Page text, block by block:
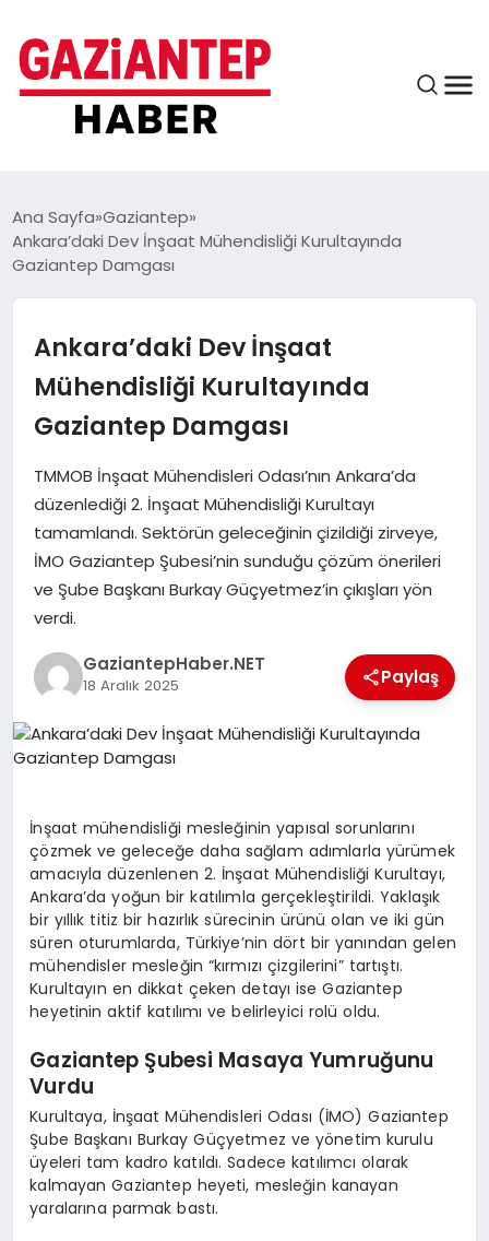
ASAYIŞ
EĞITIM
FINANS
MAGAZIN
SPOR
SIYASET
Ana Sayfa Gaziantep
Ankara’daki Dev İnşaat Mühendisliği Kurultayında
Gaziantep Damgası
Ankara’daki Dev İnşaat
Mühendisliği Kurultayında
Gaziantep Damgası
TMMOB İnşaat Mühendisleri Odası’nın Ankara’da
düzenlediği 2. İnşaat Mühendisliği Kurultayı
tamamlandı. Sektörün geleceğinin çizildiği zirveye,
İMO Gaziantep Şubesi’nin sunduğu çözüm önerileri
ve Şube Başkanı Burkay Güçyetmez’in çıkışları yön
verdi.
GaziantepHaber.NET
18 Aralık 2025 Paylaş
İnşaat mühendisliği mesleğinin yapısal sorunlarını
çözmek ve geleceğe daha sağlam adımlarla yürümek
amacıyla düzenlenen 2. İnşaat Mühendisliği Kurultayı,
Ankara’da yoğun bir katılımla gerçekleştirildi. Yaklaşık
bir yıllık titiz bir hazırlık sürecinin ürünü olan ve iki gün
süren oturumlarda, Türkiye’nin dört bir yanından gelen
mühendisler mesleğin “kırmızı çizgilerini” tartıştı.
Kurultayın en dikkat çeken detayı ise Gaziantep
heyetinin aktif katılımı ve belirleyici rolü oldu.
Gaziantep Şubesi Masaya Yumruğunu
Vurdu
Kurultaya, İnşaat Mühendisleri Odası (İMO) Gaziantep
Şube Başkanı Burkay Güçyetmez ve yönetim kurulu
üyeleri tam kadro katıldı. Sadece katılımcı olarak
kalmayan Gaziantep heyeti, mesleğin kanayan
yaralarına parmak bastı.